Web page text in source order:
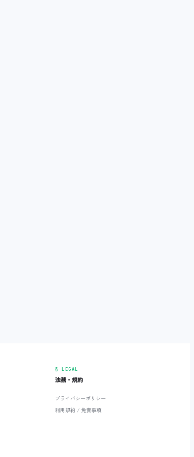
§ LEGAL
法務・規約
プライバシーポリシー
利用規約 / 免責事項